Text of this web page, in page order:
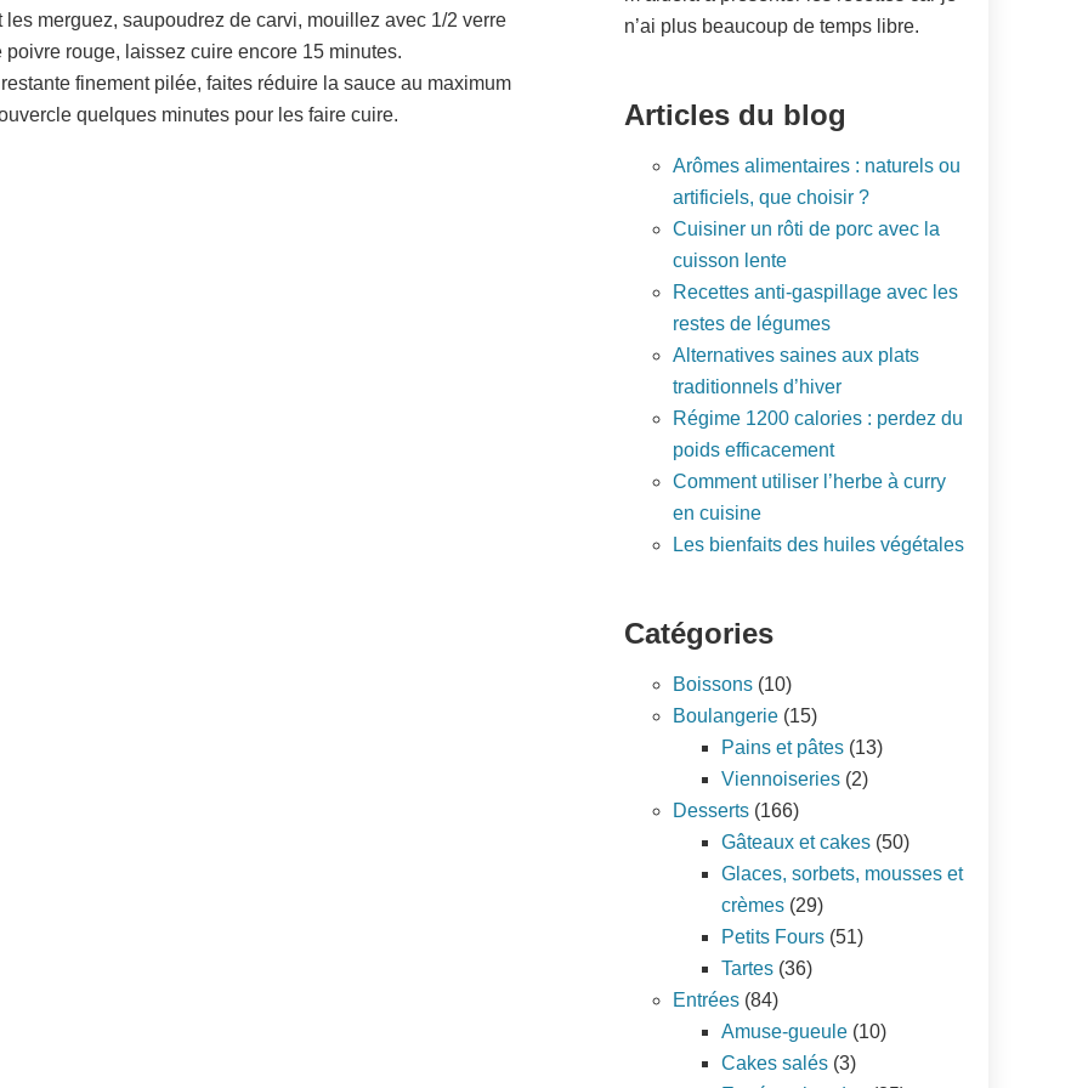
merguez, saupoudrez de carvi, mouillez avec 1/2 verre
rouge, laissez cuire encore 15 minutes.
finement pilée, faites réduire la sauce au maximum
quelques minutes pour les faire cuire.
n’ai plus beaucoup de temps libre.
Articles du blog
Arômes alimentaires : naturels ou
artificiels, que choisir ?
Cuisiner un rôti de porc avec la
cuisson lente
Recettes anti-gaspillage avec les
restes de légumes
Alternatives saines aux plats
traditionnels d’hiver
Régime 1200 calories : perdez du
poids efficacement
Comment utiliser l’herbe à curry
en cuisine
Les bienfaits des huiles végétales
Catégories
Boissons (10)
Boulangerie (15)
Pains et pâtes (13)
Viennoiseries (2)
Desserts (166)
Gâteaux et cakes (50)
Glaces, sorbets, mousses et
crèmes (29)
Petits Fours (51)
Tartes (36)
Entrées (84)
Amuse-gueule (10)
Cakes salés (3)